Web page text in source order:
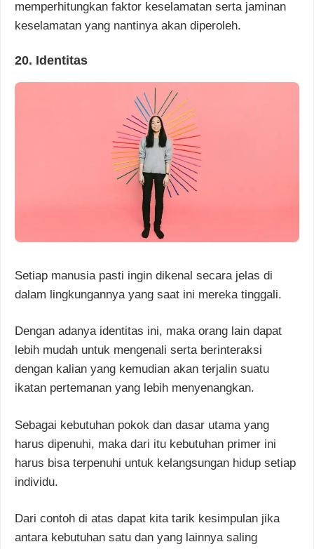
memperhitungkan faktor keselamatan serta jaminan
keselamatan yang nantinya akan diperoleh.
20. Identitas
Setiap manusia pasti ingin dikenal secara jelas di
dalam lingkungannya yang saat ini mereka tinggali.
Dengan adanya identitas ini, maka orang lain dapat
lebih mudah untuk mengenali serta berinteraksi
dengan kalian yang kemudian akan terjalin suatu
ikatan pertemanan yang lebih menyenangkan.
Sebagai kebutuhan pokok dan dasar utama yang
harus dipenuhi, maka dari itu kebutuhan primer ini
harus bisa terpenuhi untuk kelangsungan hidup setiap
individu.
Dari contoh di atas dapat kita tarik kesimpulan jika
antara kebutuhan satu dan yang lainnya saling